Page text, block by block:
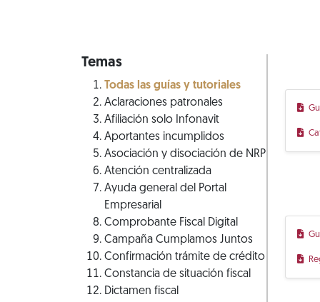
Temas
Todas las guías y tutoriales
Aclaraciones patronales
Afiliación solo Infonavit
Aportantes incumplidos
Asociación y disociación de NRP
Atención centralizada
Ayuda general del Portal
Empresarial
Comprobante Fiscal Digital
Campaña Cumplamos Juntos
Confirmación trámite de crédito
Constancia de situación fiscal
Dictamen fiscal